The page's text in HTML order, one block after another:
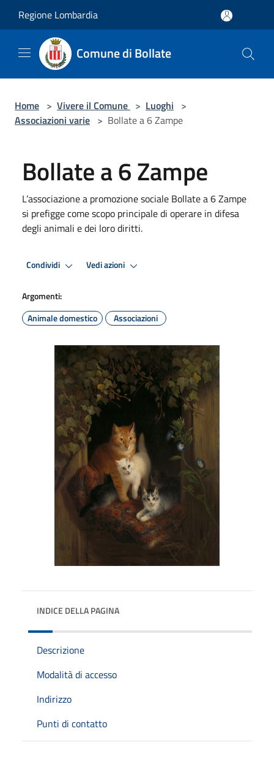
Regione Lombardia
Comune di Bollate
Home > Vivere il Comune > Luoghi >
Associazioni varie > Bollate a 6 Zampe
Bollate a 6 Zampe
L’associazione a promozione sociale Bollate a 6 Zampe
si prefigge come scopo principale di operare in difesa
degli animali e dei loro diritti.
Condividi Vedi azioni
Argomenti:
Animale domestico
Associazioni
INDICE DELLA PAGINA
Descrizione
Modalità di accesso
Indirizzo
Punti di contatto